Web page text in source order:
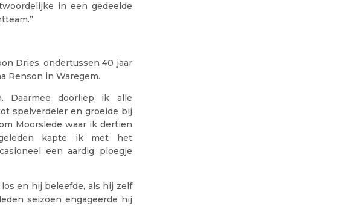
in een gedeelde
Dries, ondertussen 40 jaar
Renson in Waregem.
Daarmee doorliep ik alle
spelverdeler en groeide bij
Moorslede waar ik dertien
kapte ik met het
een aardig ploegje
en hij beleefde, als hij zelf
seizoen engageerde hij